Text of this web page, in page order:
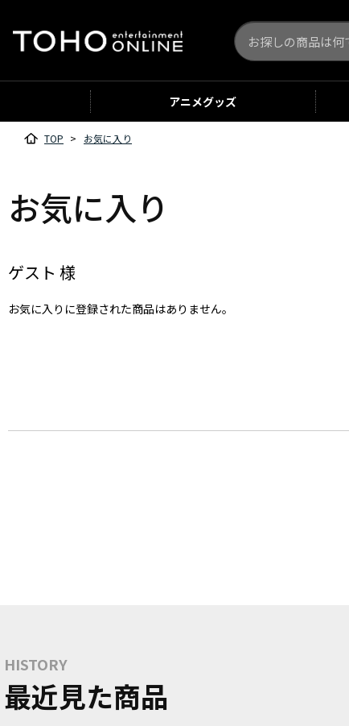
アニメグッズ
お気に入り
ゲスト 様
お気に入りに登録された商品はありません。
TOP > お気に入り
HISTORY
最近見た商品